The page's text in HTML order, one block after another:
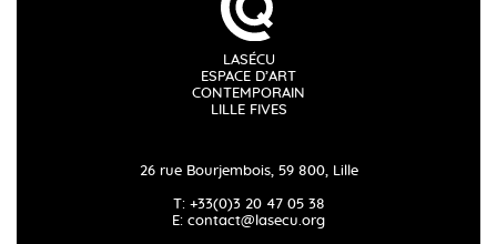
LASÉCU
ESPACE D’ART
CONTEMPORAIN
LILLE FIVES
26 rue Bourjembois, 59 800, Lille
T: +33(0)3 20 47 05 38
E: contact@lasecu.org